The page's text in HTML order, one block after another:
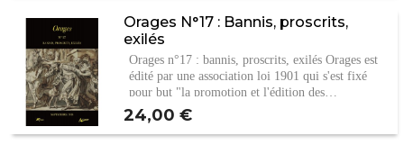
Orages N°17 : Bannis, proscrits,
exilés
Orages n°17 : bannis, proscrits, exilés Orages est
édité par une association loi 1901 qui s'est fixé
pour but "la promotion et l'édition des…
Prix
24,00 €